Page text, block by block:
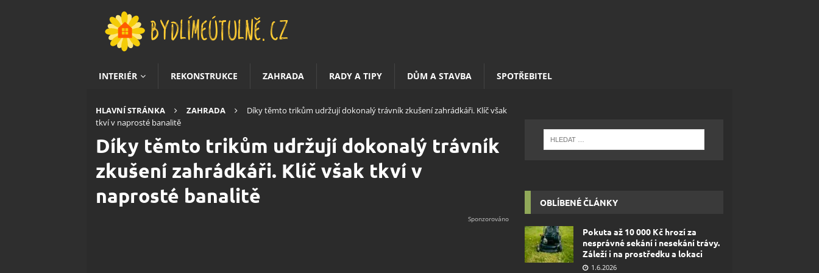
INTERIÉR REKONSTRUKCE ZAHRADA RADY A TIPY DŮM A STAVBA SPOTŘEBITEL
HLAVNÍ STRÁNKA ZAHRADA
Díky těmto trikům udržují dokonalý trávník zkušení zahrádkáři. Klíč však
tkví v naprosté banalitě
Díky těmto trikům udržují dokonalý trávník
zkušení zahrádkáři. Klíč však tkví v
naprosté banalitě
OBLÍBENÉ ČLÁNKY
Pokuta až 10 000 Kč hrozí za
nesprávné sekání i nesekání trávy.
Záleží i na prostředku a lokaci
1.6.2026